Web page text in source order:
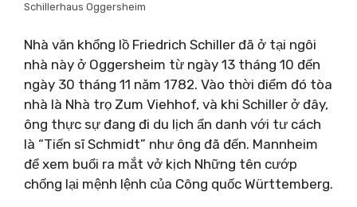
Schillerhaus Oggersheim
Nhà văn khổng lồ Friedrich Schiller đã ở tại ngôi
nhà này ở Oggersheim từ ngày 13 tháng 10 đến
ngày 30 tháng 11 năm 1782. Vào thời điểm đó tòa
nhà là Nhà trọ Zum Viehhof, và khi Schiller ở đây,
ông thực sự đang đi du lịch ẩn danh với tư cách
là “Tiến sĩ Schmidt” như ông đã đến. Mannheim
để xem buổi ra mắt vở kịch Những tên cướp
chống lại mệnh lệnh của Công quốc Württemberg.